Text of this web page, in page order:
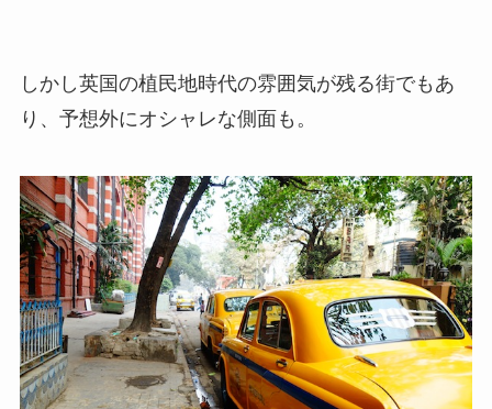
しかし英国の植民地時代の雰囲気が残る街でもあ
り、予想外にオシャレな側面も。